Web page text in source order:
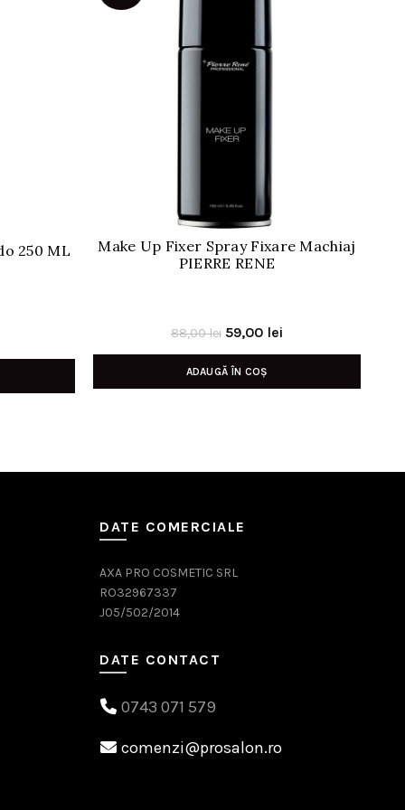
250 ML
Make Up Fixer Spray Fixare Machiaj
PIERRE RENE
88,00lei Prețul
inițial
a
59,00 lei
curent
ADAUGĂ ÎN COȘ
DATE COMERCIALE
AXA PRO COSMETIC SRL
RO32967337
J05/502/2014
DATE CONTACT
0743 071 579
comenzi@prosalon.ro